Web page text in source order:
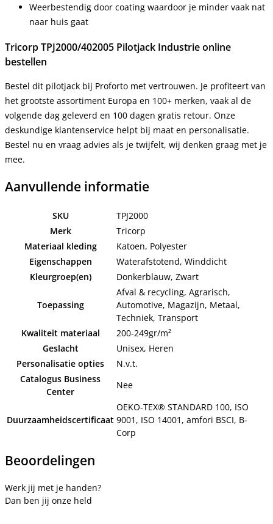
Weerbestendig door coating waardoor je minder vaak nat
naar huis gaat
Tricorp TPJ2000/402005 Pilotjack Industrie online
bestellen
Bestel dit pilotjack bij Proforto met vertrouwen. Je profiteert van
het grootste assortiment Europa en 100+ merken, vaak al de
volgende dag geleverd en 100 dagen gratis retour. Onze
deskundige klantenservice helpt bij maat en personalisatie.
Bestel nu en vraag advies als je twijfelt, wij denken graag met je
mee.
Aanvullende informatie
SKU
TPJ2000
Merk
Tricorp
Materiaal kleding
Katoen, Polyester
Eigenschappen
Waterafstotend, Winddicht
Kleurgroep(en)
Donkerblauw, Zwart
Toepassing
Afval & recycling, Agrarisch,
Automotive, Magazijn, Metaal,
Techniek, Transport
Kwaliteit materiaal
200-249gr/m²
Geslacht
Unisex, Heren
Personalisatie opties
N.v.t.
Catalogus Business
Center
Nee
Duurzaamheidscertificaat
OEKO-TEX® STANDARD 100, ISO
9001, ISO 14001, amfori BSCI, B-
Corp
Beoordelingen
Werk jij met je handen?
Dan ben jij onze held